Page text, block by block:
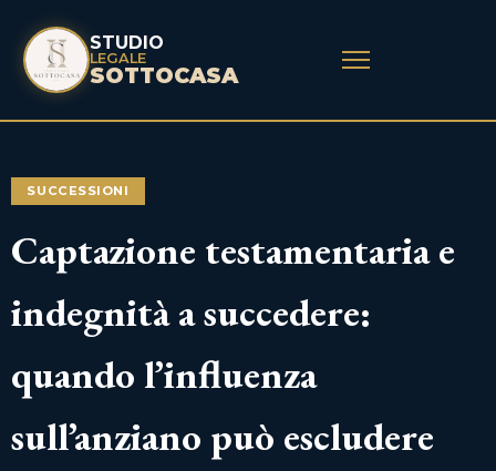
STUDIO
LEGALE
SOTTOCASA
SUCCESSIONI
Captazione testamentaria e
indegnità a succedere:
quando l’influenza
sull’anziano può escludere